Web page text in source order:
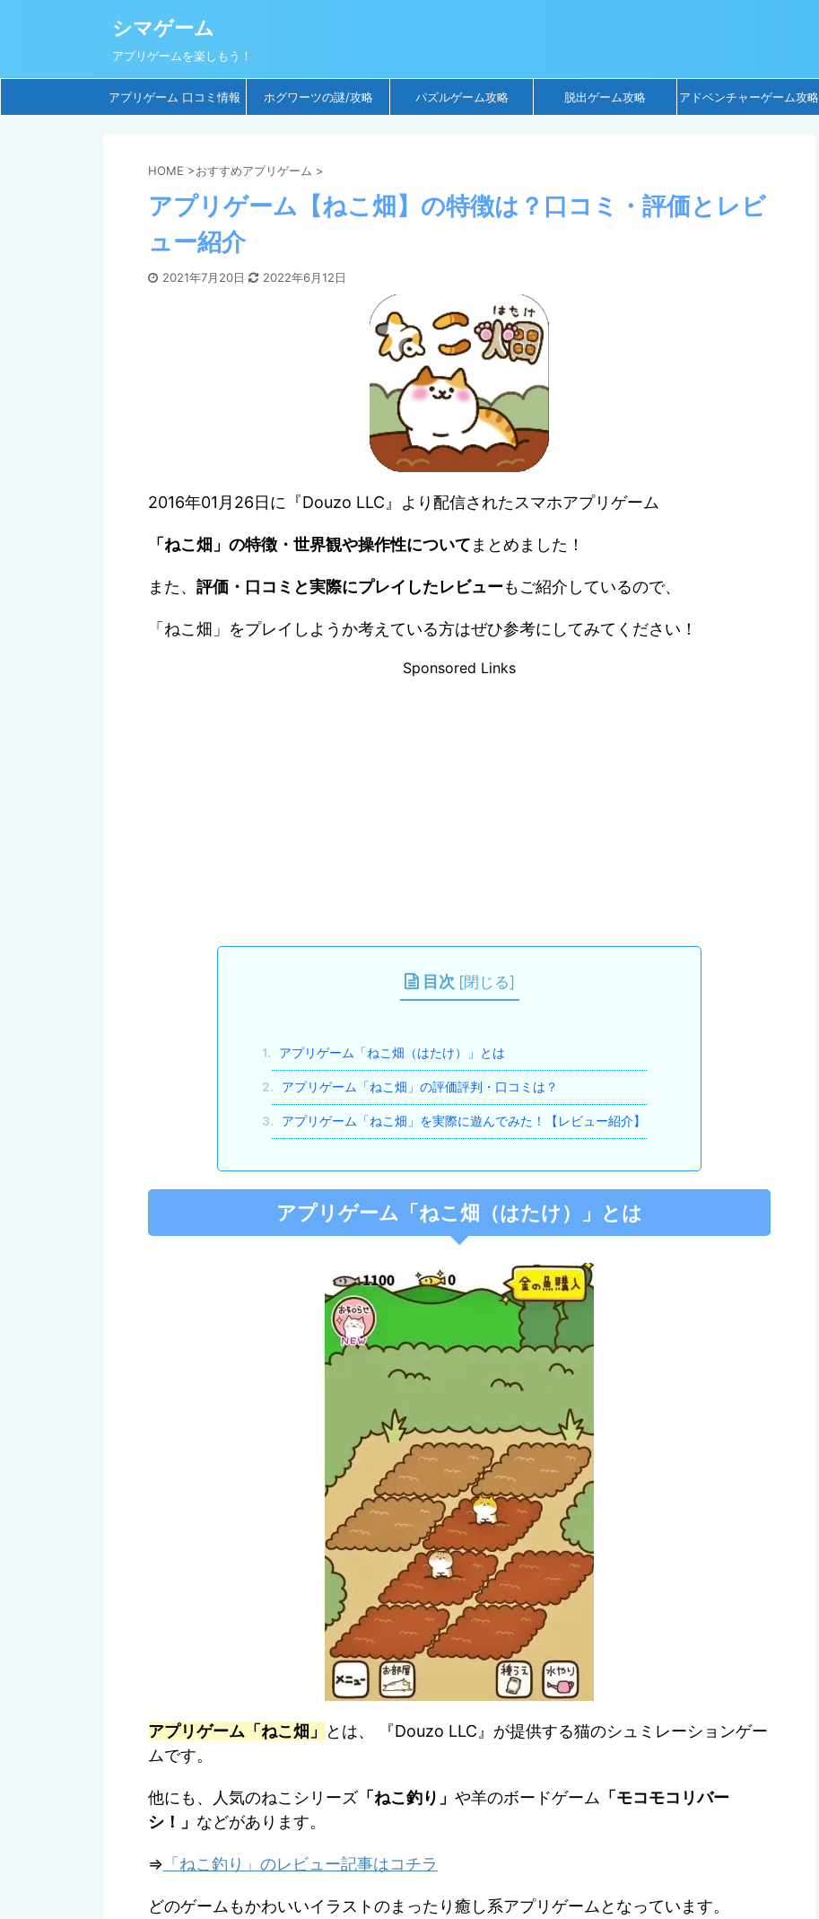
シマゲーム
アプリゲームを楽しもう！
アプリゲーム 口コミ情報 ホグワーツの謎/攻略 パズルゲーム攻略 脱出ゲーム攻略 アドベンチャーゲーム攻略
HOME >おすすめアプリゲーム >
アプリゲーム【ねこ畑】の特徴は？口コミ・評価とレビ
ュー紹介
2021年7月20日 2022年6月12日
2016年01月26日に『Douzo LLC』より配信されたスマホアプリゲーム
「ねこ畑」の特徴・世界観や操作性について まとめました！
また、 評価・口コミと実際にプレイしたレビューもご紹介しているので、
「ねこ畑」をプレイしようか考えている方はぜひ参考にしてみてください！
Sponsored Links
目次 [閉じる]
1. アプリゲーム「ねこ畑（はたけ）」とは
2. アプリゲーム「ねこ畑」の評価評判・口コミは？
3. アプリゲーム「ねこ畑」を実際に遊んでみた！【レビュー紹介】
アプリゲーム「ねこ畑（はたけ）」とは
アプリゲーム「ねこ畑」
とは、 『Douzo LLC』が提供する猫のシュミレーションゲー
ムです。
他にも、人気のねこシリーズ 「ねこ釣り」 や羊のボードゲーム 「モコモコリバー
シ！」 などがあります。
⇒ 「ねこ釣り」のレビュー記事はコチラ
どのゲームもかわいいイラストのまったり癒し系アプリゲームとなっています。